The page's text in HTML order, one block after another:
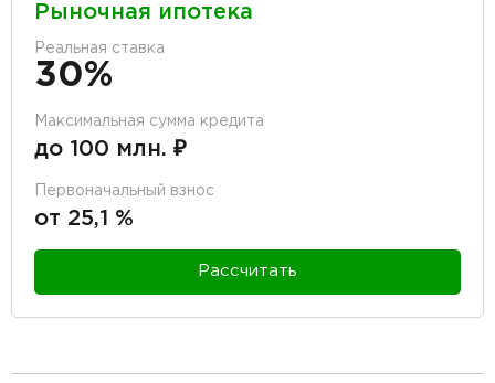
Рыночная ипотека
Реальная ставка
30%
Максимальная сумма кредита
до 100 млн. ₽
Первоначальный взнос
от 25,1 %
Рассчитать